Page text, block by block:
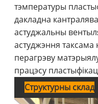
тэмпературы
дакладна
астуджальны
астуджэння таксама
перагрэву
працэсу
Структурны склад